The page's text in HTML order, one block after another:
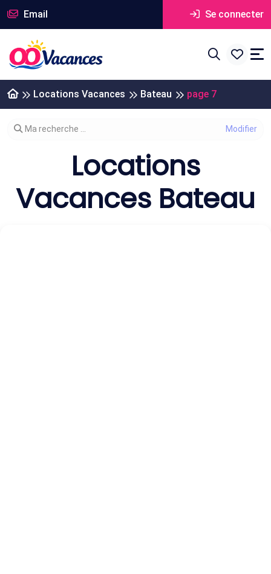
Email Se connecter
Locations Vacances Bateau page 7
Modifier votre recherche
Ma recherche ...
Locations
Vacances Bateau